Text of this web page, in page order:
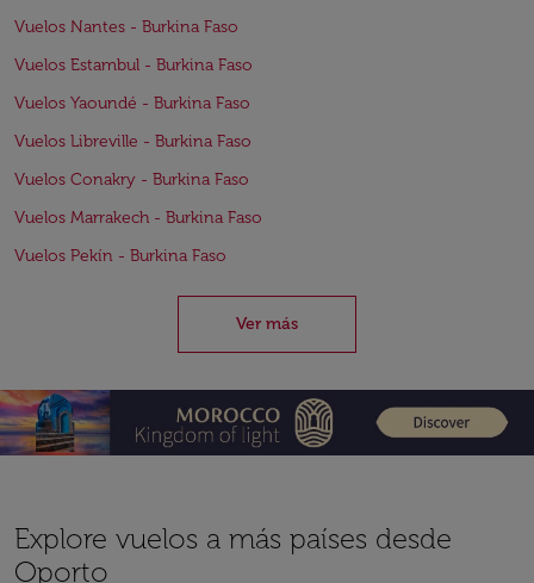
Vuelos Nantes - Burkina Faso
Vuelos Estambul - Burkina Faso
Vuelos Yaoundé - Burkina Faso
Vuelos Libreville - Burkina Faso
Vuelos Conakry - Burkina Faso
Vuelos Marrakech - Burkina Faso
Vuelos Pekín - Burkina Faso
Ver más
Explore vuelos a más países desde
Oporto